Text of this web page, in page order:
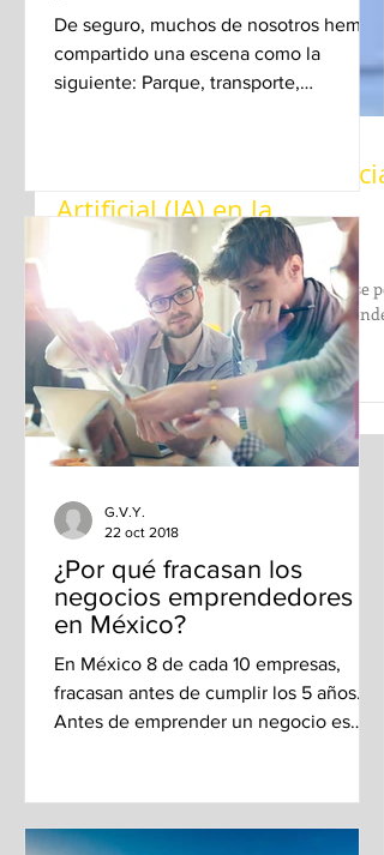
Influencia de la Inteligencia
Artificial (IA) en la
Mercadotecnia
La influencia de IA en la Mercadotecnia se
en la capacidad para procesar datos,
ellos y generar soluciones innovadoras.
De seguro, muchos de nosotros hemos
compartido una escena como la
siguiente: Parque, transporte,
¿Por qué fracasan los
negocios emprendedores
en México?
En México 8 de cada 10 empresas,
fracasan antes de cumplir los 5 años.
Antes de emprender un negocio es
G.V.Y.
22 oct 2018